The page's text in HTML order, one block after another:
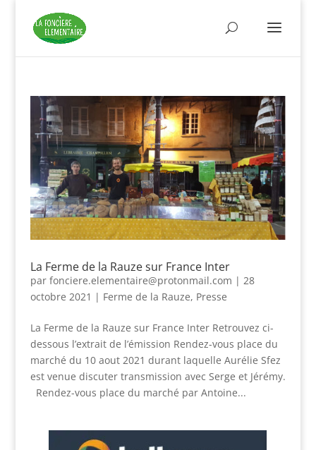
La Ferme de la Rauze sur France Inter
par fonciere.elementaire@protonmail.com | 28
octobre 2021 | Ferme de la Rauze, Presse
La Ferme de la Rauze sur France Inter Retrouvez ci-
dessous l’extrait de l’émission Rendez-vous place du
marché du 10 aout 2021 durant laquelle Aurélie Sfez
est venue discuter transmission avec Serge et Jérémy.
Rendez-vous place du marché par Antoine...